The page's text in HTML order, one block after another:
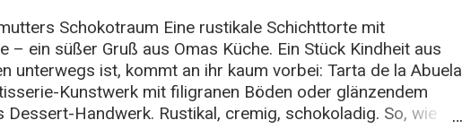
Schokotraum Eine rustikale Schichttorte mit
– ein süßer Gruß aus Omas Küche. Ein Stück Kindheit aus
unterwegs ist, kommt an ihr kaum vorbei: Tarta de la Abuela
Kunstwerk mit filigranen Böden oder glänzendem
Handwerk. Rustikal, cremig, schokoladig. So, wie